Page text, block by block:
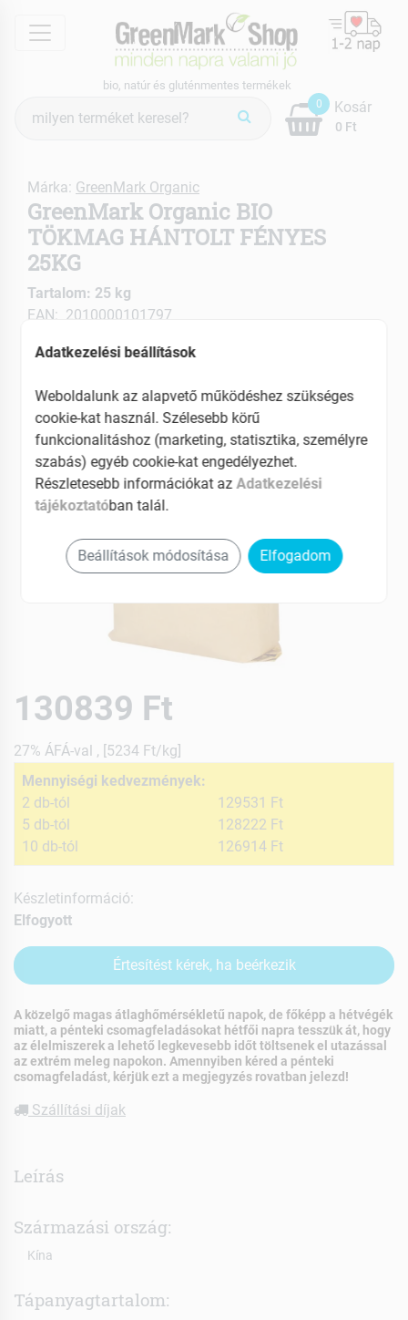
menu
bio, natúr és gluténmentes termékek
keresés
0
0 Ft
Kosár
Márka: GreenMark Organic
GreenMark Organic BIO
TÖKMAG HÁNTOLT FÉNYES
25KG
Tartalom: 25 kg
EAN: 2010000101797
130839 Ft
27% ÁFÁ-val , [5234 Ft/kg]
Mennyiségi kedvezmények:
2 db-tól
129531 Ft
5 db-tól
128222 Ft
10 db-tól
126914 Ft
Készletinformáció:
Elfogyott
Értesítést kérek, ha beérkezik
A közelgő magas átlaghőmérsékletű napok, de főképp a hétvégék
miatt, a pénteki csomagfeladásokat hétfői napra tesszük át, hogy
az élelmiszerek a lehető legkevesebb időt töltsenek el utazással
az extrém meleg napokon. Amennyiben kéred a pénteki
csomagfeladást, kérjük ezt a megjegyzés rovatban jelezd!
Szállítási díjak
Leírás
Származási ország:
Kína
Tápanyagtartalom:
Adatkezelési beállítások
Weboldalunk az alapvető működéshez szükséges
cookie-kat használ. Szélesebb körű
funkcionalitáshoz (marketing, statisztika, személyre
szabás) egyéb cookie-kat engedélyezhet.
Részletesebb információkat azAdatkezelési
tájékoztatóban talál.
Beállítások módosítása Elfogadom